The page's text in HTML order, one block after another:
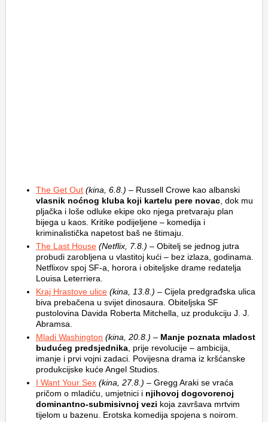
The Get Out (kina, 6.8.) – Russell Crowe kao albanski
vlasnik noćnog kluba koji kartelu pere novac , dok mu
pljačka i loše odluke ekipe oko njega pretvaraju plan
bijega u kaos. Kritike podijeljene – komedija i
kriminalistička napetost baš ne štimaju.
The Last House (Netflix, 7.8.) – Obitelj se jednog jutra
probudi zarobljena u vlastitoj kući – bez izlaza, godinama.
Netflixov spoj SF-a, horora i obiteljske drame redatelja
Louisa Leterriera.
Kraj Hrastove ulice (kina, 13.8.) – Cijela predgrađska ulica
biva prebačena u svijet dinosaura. Obiteljska SF
pustolovina Davida Roberta Mitchella, uz produkciju J. J.
Abramsa.
Mladi Washington (kina, 20.8.) – Manje poznata mladost
budućeg predsjednika , prije revolucije – ambicija,
imanje i prvi vojni zadaci. Povijesna drama iz kršćanske
produkcijske kuće Angel Studios.
I Want Your Sex (kina, 27.8.) – Gregg Araki se vraća
pričom o mladiću, umjetnici i njihovoj dogovorenoj
dominantno-submisivnoj vezi koja završava mrtvim
tijelom u bazenu. Erotska komedija spojena s noirom.